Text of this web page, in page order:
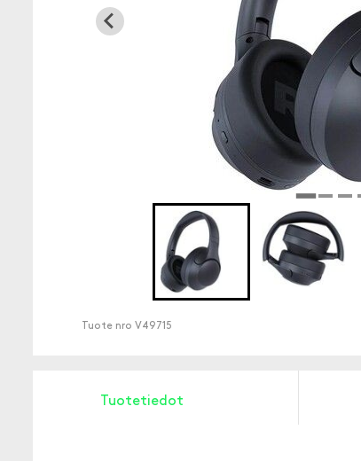
Tuote nro V49715
Tuotetiedot